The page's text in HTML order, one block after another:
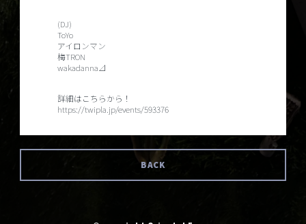
(DJ)
ToYo
アイロンマン
梅TRON
wakadanna⊿
詳細はこちらから！
https://twipla.jp/events/593376
BACK